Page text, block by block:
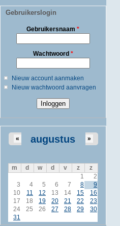
Gebruikerslogin
Gebruikersnaam*
Wachtwoord *
Nieuw account aanmaken
Nieuw wachtwoord aanvragen
augustus
« »
m d w d v z
z
1
2
3
4 5 6 7 8
9
10
11 12 13 14 15
16
17
18 19 20 21 22
23
24
25 26 27 28 29
30
31